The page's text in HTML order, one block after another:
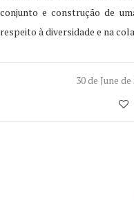
conjunto e construção de
respeito à diversidade e na
30 de June de